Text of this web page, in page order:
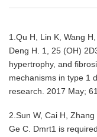
1.Qu H, Lin K, Wang
Deng H. 1, 25 (OH)
hypertrophy, and
mechanisms in type 1
research. 2017 May;
2.Sun W, Cai H,
Ge C. Dmrt1 is